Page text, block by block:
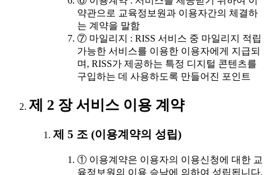
약관으로 교육정보원과 이용자간의 체결하
는 계약을 말함
⑦ 마일리지 : RISS 서비스 중 마일리지 적립
가능한 서비스를 이용한 이용자에게 지급되
며, RISS가 제공하는 특정 디지털 콘텐츠를
구입하는 데 사용하도록 만들어진 포인트
제 2 장 서비스 이용 계약
제 5 조 (이용계약의 성립)
① 이용계약은 이용자의 이용신청에 대한 교
육정보원의 이용 승낙에 의하여 성립됩니다.